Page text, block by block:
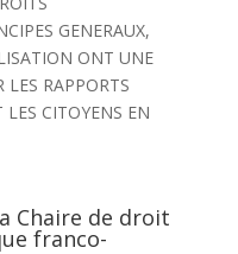
GENERAUX,
ONT UNE
RAPPORTS
CITOYENS EN
Chaire de droit
franco-